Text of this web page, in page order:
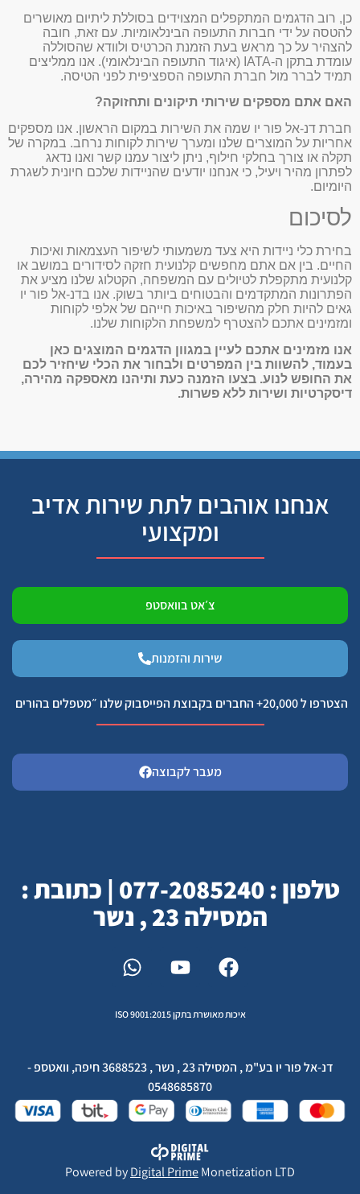
כן, רוב הדגמים המתקפלים המצוידים בסוללת ליתיום מאושרים
להטסה על ידי חברות התעופה הבינלאומיות. עם זאת, חובה
להצהיר על כך מראש בעת הזמנת הכרטיס ולוודא שהסוללה
עומדת בתקן ה-IATA (איגוד התעופה הבינלאומי). אנו ממליצים
תמיד לברר מול חברת התעופה הספציפית לפני הטיסה.
האם אתם מספקים שירותי תיקונים ותחזוקה?
חברת דנ-אל פור יו שמה את השירות במקום הראשון. אנו מספקים
אחריות על המוצרים שלנו ומערך שירות לקוחות נרחב. במקרה של
תקלה או צורך בחלקי חילוף, ניתן ליצור עמנו קשר ואנו נדאג
לפתרון מהיר ויעיל, כי אנחנו יודעים שהניידות שלכם חיונית לשגרת
היומיום.
לסיכום
בחירת כלי ניידות היא צעד משמעותי לשיפור העצמאות ואיכות
החיים. בין אם אתם מחפשים קלנועית חזקה לסידורים במושב או
קלנועית מתקפלת לטיולים עם המשפחה, הקטלוג שלנו מציע את
הפתרונות המתקדמים והבטוחים ביותר בשוק. אנו בדנ-אל פור יו
גאים להיות חלק מהשיפור באיכות חייהם של אלפי לקוחות
ומזמינים אתכם להצטרף למשפחת הלקוחות שלנו.
אנו מזמינים אתכם לעיין במגוון הדגמים המוצגים כאן
בעמוד, להשוות בין המפרטים ולבחור את הכלי שיחזיר לכם
את החופש לנוע. בצעו הזמנה כעת ותיהנו מאספקה מהירה,
דיסקרטיות ושירות ללא פשרות.
אנחנו אוהבים לתת שירות אדיב
ומקצועי
צ׳אט בוואסטפ
שירות והזמנות
הצטרפו ל 20,000+ החברים בקבוצת הפייסבוק שלנו ״מטפלים בהורים
מעבר לקבוצה
טלפון : 077-2085240 | כתובת :
המסילה 23 , נשר
איכות מאושרת בתקן ISO 9001:2015
דנ-אל פור יו בע"מ , המסילה 23 , נשר , 3688523 חיפה, וואטספ -
0548685870
Powered byDigital PrimeMonetization LTD